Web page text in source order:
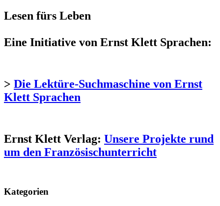
Lesen fürs Leben
Eine Initiative von Ernst Klett Sprachen:
> Die Lektüre-Suchmaschine von Ernst
Klett Sprachen
Ernst Klett Verlag: Unsere Projekte rund
um den Französischunterricht
Kategorien